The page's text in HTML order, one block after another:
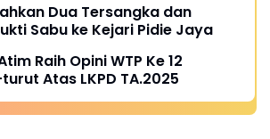
Dua Tersangka dan
Sabu ke Kejari Pidie Jaya
Raih Opini WTP Ke 12
Atas LKPD TA.2025